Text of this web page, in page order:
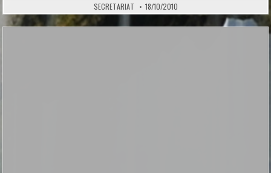
SECRETARIAT 18/10/2010